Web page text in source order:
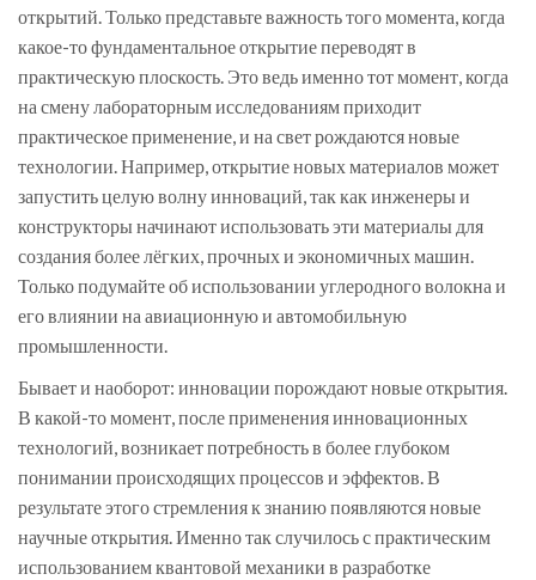
открытий. Только представьте важность того момента, когда
какое-то фундаментальное открытие переводят в
практическую плоскость. Это ведь именно тот момент, когда
на смену лабораторным исследованиям приходит
практическое применение, и на свет рождаются новые
технологии. Например, открытие новых материалов может
запустить целую волну инноваций, так как инженеры и
конструкторы начинают использовать эти материалы для
создания более лёгких, прочных и экономичных машин.
Только подумайте об использовании углеродного волокна и
его влиянии на авиационную и автомобильную
промышленности.
Бывает и наоборот: инновации порождают новые открытия.
В какой-то момент, после применения инновационных
технологий, возникает потребность в более глубоком
понимании происходящих процессов и эффектов. В
результате этого стремления к знанию появляются новые
научные открытия. Именно так случилось с практическим
использованием квантовой механики в разработке